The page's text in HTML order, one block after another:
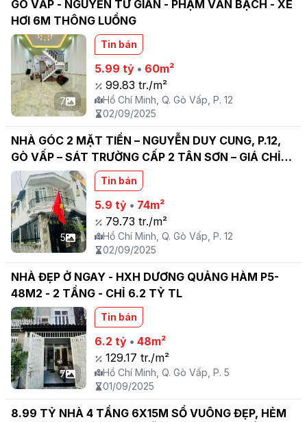
GÒ VẤP - NGUYỄN TƯ GIẢN - PHẠM VĂN BẠCH - XE
HƠI 6M THÔNG LUỒNG
7
Tin bán
5.99 tỷ • 60m²
99.83 tr./m²
Hồ Chí Minh, Q. Gò Vấp, P. 12
02/09/2025
NHÀ GÓC 2 MẶT TIỀN – NGUYỄN DUY CUNG, P.12,
GÒ VẤP – SÁT TRƯỜNG CẤP 2 TÂN SƠN – GIÁ CHỈ
5.9 TỶ
5
Tin bán
5.9 tỷ • 74m²
79.73 tr./m²
Hồ Chí Minh, Q. Gò Vấp, P. 12
02/09/2025
NHÀ ĐẸP Ở NGAY - HXH DƯƠNG QUẢNG HÀM P5-
48M2 - 2 TẦNG - CHỈ 6.2 TỶ TL
7
Tin bán
6.2 tỷ •48m²
129.17 tr./m²
Hồ Chí Minh, Q. Gò Vấp, P. 5
01/09/2025
8.99 TỶ NHÀ 4 TẦNG 6X15M SỔ VUÔNG ĐẸP, HẺM